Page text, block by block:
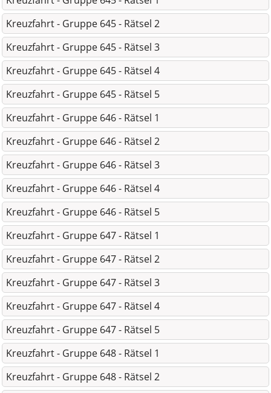
Kreuzfahrt - Gruppe 645 - Rätsel 2
Kreuzfahrt - Gruppe 645 - Rätsel 3
Kreuzfahrt - Gruppe 645 - Rätsel 4
Kreuzfahrt - Gruppe 645 - Rätsel 5
Kreuzfahrt - Gruppe 646 - Rätsel 1
Kreuzfahrt - Gruppe 646 - Rätsel 2
Kreuzfahrt - Gruppe 646 - Rätsel 3
Kreuzfahrt - Gruppe 646 - Rätsel 4
Kreuzfahrt - Gruppe 646 - Rätsel 5
Kreuzfahrt - Gruppe 647 - Rätsel 1
Kreuzfahrt - Gruppe 647 - Rätsel 2
Kreuzfahrt - Gruppe 647 - Rätsel 3
Kreuzfahrt - Gruppe 647 - Rätsel 4
Kreuzfahrt - Gruppe 647 - Rätsel 5
Kreuzfahrt - Gruppe 648 - Rätsel 1
Kreuzfahrt - Gruppe 648 - Rätsel 2